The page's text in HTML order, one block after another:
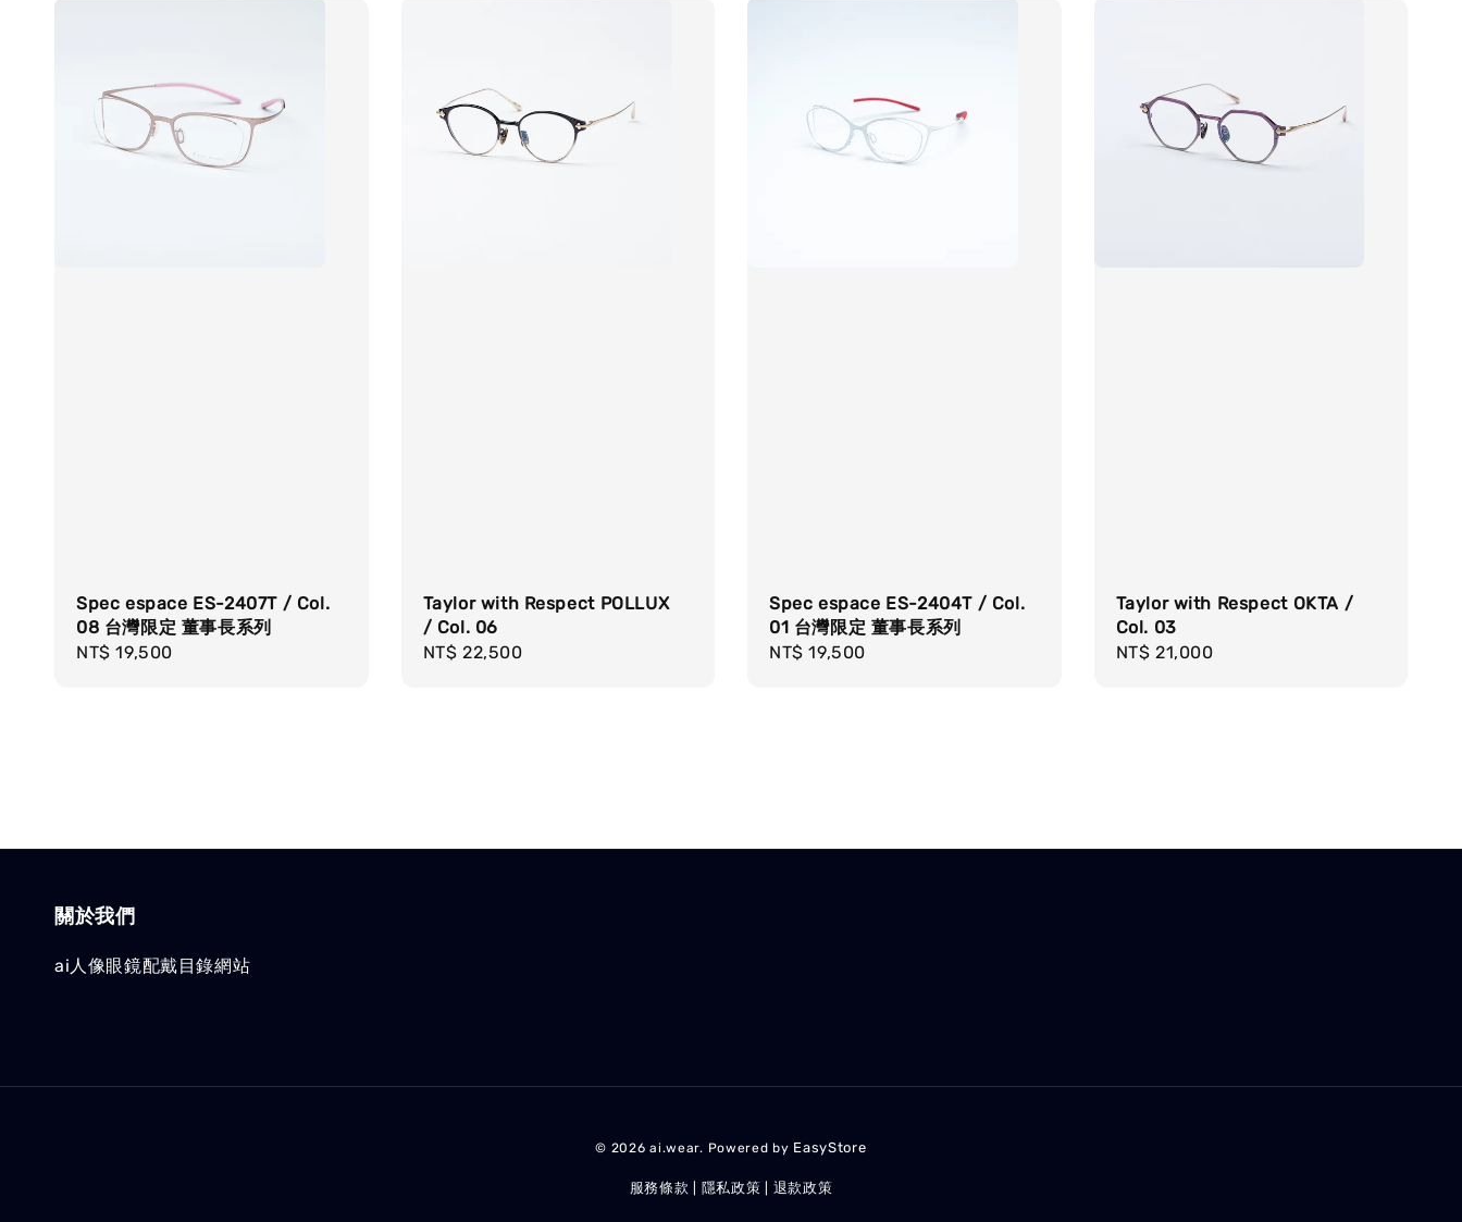
Spec espace ES-2407T / Col.
08 台灣限定 董事長系列
Regular
NT$ 19,500
Taylor with Respect POLLUX
/ Col. 06
Regular
NT$ 22,500
Spec espace ES-2404T / Col.
01 台灣限定 董事長系列
Regular
NT$ 19,500
Taylor with Respect OKTA /
Col. 03
Regular
NT$ 21,000
關於我們
ai人像眼鏡配戴目錄網站
© 2026 ai.wear. Powered by EasyStore
服務條款 隱私政策 退款政策